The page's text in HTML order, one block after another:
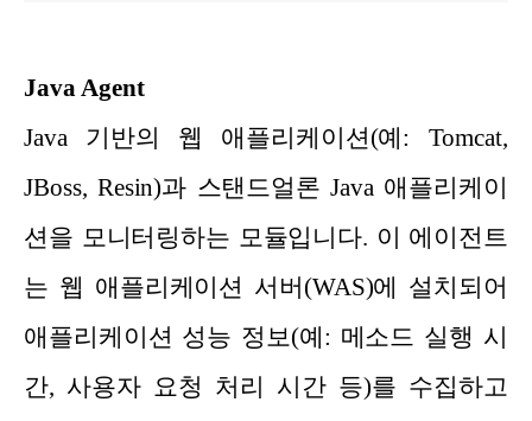
Java Agent
Java 기반의 웹 애플리케이션(예: Tomcat,
JBoss, Resin)과 스탠드얼론 Java 애플리케이
션을 모니터링하는 모듈입니다. 이 에이전트
는 웹 애플리케이션 서버(WAS)에 설치되어
애플리케이션 성능 정보(예: 메소드 실행 시
간, 사용자 요청 처리 시간 등)를 수집하고